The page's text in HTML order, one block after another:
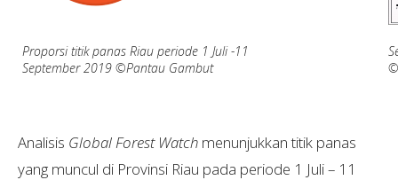
Proporsi titik panas Riau periode 1 Juli -11
September 2019 ©Pantau Gambut
Analisis Global Forest Watch menunjukkan titik panas
yang muncul di Provinsi Riau pada periode 1 Juli – 11